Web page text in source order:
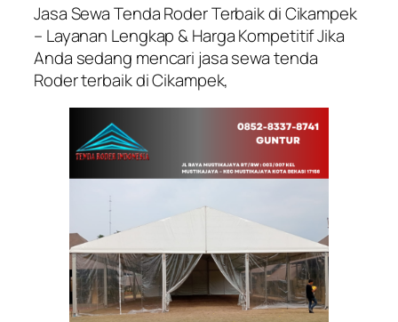
Jasa Sewa Tenda Roder Terbaik di Cikampek
– Layanan Lengkap & Harga Kompetitif Jika
Anda sedang mencari jasa sewa tenda
Roder terbaik di Cikampek,